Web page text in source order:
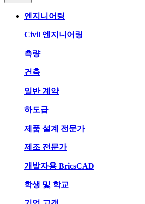
엔지니어링
Civil 엔지니어링
측량
건축
일반 계약
하도급
제품 설계 전문가
제조 전문가
개발자용 BricsCAD
학생 및 학교